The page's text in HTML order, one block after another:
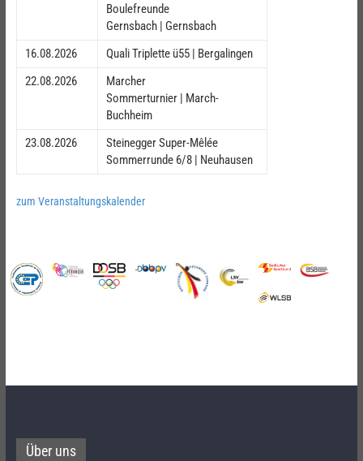
Boulefreunde
Gernsbach | Gernsbach
16.08.2026
Quali Triplette ü55 | Bergalingen
22.08.2026
Marcher
Sommerturnier | March-
Buchheim
23.08.2026
Steinegger Super-Mêlée
Sommerrunde 6/8 | Neuhausen
zum Veranstaltungskalender
Über uns